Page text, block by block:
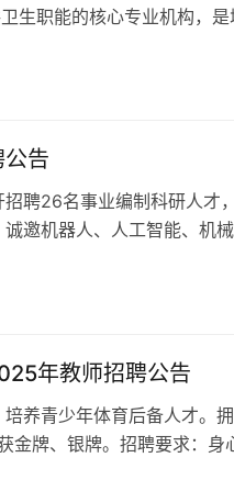
生职能的核心专业机构，是
告
聘26名事业编制科研人才
邀机器人、人工智能、机
年教师招聘公告
养青少年体育后备人才。
金牌、银牌。招聘要求：身